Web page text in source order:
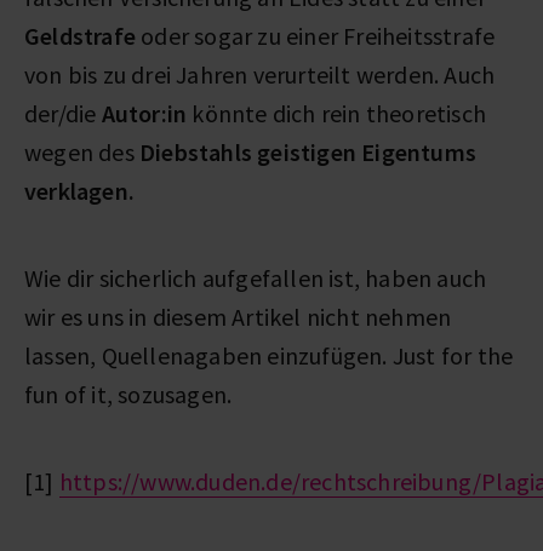
Geldstrafe oder sogar zu einer Freiheitsstrafe
von bis zu drei Jahren verurteilt werden. Auch
der/die Autor:in könnte dich rein theoretisch
wegen des Diebstahls geistigen Eigentums
verklagen.
Wie dir sicherlich aufgefallen ist, haben auch
wir es uns in diesem Artikel nicht nehmen
lassen, Quellenagaben einzufügen. Just for the
fun of it, sozusagen.
[1] https://www.duden.de/rechtschreibung/